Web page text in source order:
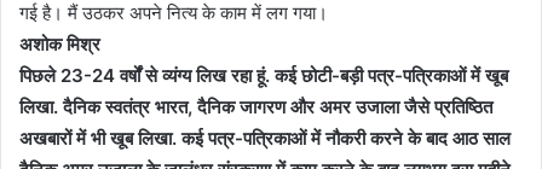
गई है। मैं उठकर अपने नित्य के काम में लग गया।
अशोक मिश्र
पिछले 23-24 वर्षों से व्यंग्य लिख रहा हूं. कई छोटी-बड़ी पत्र-पत्रिकाओं में खूब
लिखा. दैनिक स्वतंत्र भारत, दैनिक जागरण और अमर उजाला जैसे प्रतिष्ठित
अखबारों में भी खूब लिखा. कई पत्र-पत्रिकाओं में नौकरी करने के बाद आठ साल